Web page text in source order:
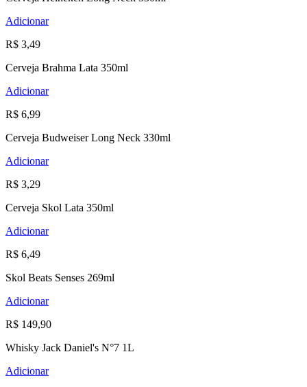
Adicionar
R$ 3,49
Cerveja Brahma Lata 350ml
Adicionar
R$ 6,99
Cerveja Budweiser Long Neck 330ml
Adicionar
R$ 3,29
Cerveja Skol Lata 350ml
Adicionar
R$ 6,49
Skol Beats Senses 269ml
Adicionar
R$ 149,90
Whisky Jack Daniel's N°7 1L
Adicionar